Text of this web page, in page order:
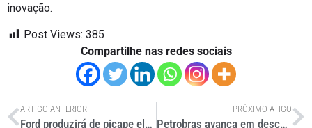
inovação.
Post Views: 385
Compartilhe nas redes sociais
ARTIGO ANTERIOR
Ford produzirá de picape elétrica em plataforma modular
PRÓXIMO ATIGO
Petrobras avança em descomissionamento offshore com contrato de R$ 1,2 bi